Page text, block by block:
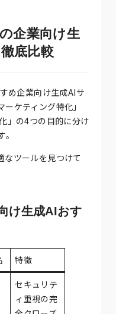
企業向け生
底比較
め企業向け生成AIサ
ケティング特化」
」の4つの目的に分け
なツールを見つけて
け生成AIおす
特徴
セキュリテ
ィ重視の完